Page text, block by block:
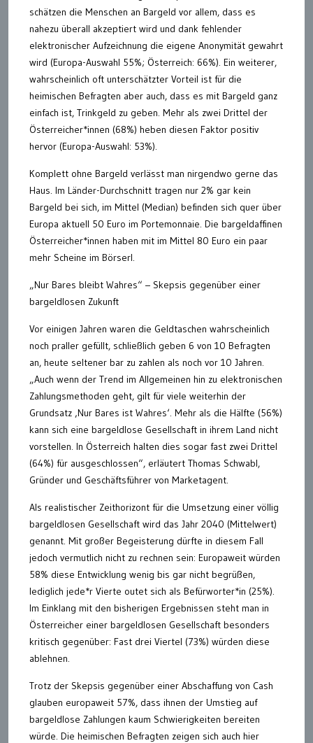
schätzen die Menschen an Bargeld vor allem, dass es
nahezu überall akzeptiert wird und dank fehlender
elektronischer Aufzeichnung die eigene Anonymität gewahrt
wird (Europa-Auswahl 55%; Österreich: 66%). Ein weiterer,
wahrscheinlich oft unterschätzter Vorteil ist für die
heimischen Befragten aber auch, dass es mit Bargeld ganz
einfach ist, Trinkgeld zu geben. Mehr als zwei Drittel der
Österreicher*innen (68%) heben diesen Faktor positiv
hervor (Europa-Auswahl: 53%).
Komplett ohne Bargeld verlässt man nirgendwo gerne das
Haus. Im Länder-Durchschnitt tragen nur 2% gar kein
Bargeld bei sich, im Mittel (Median) befinden sich quer über
Europa aktuell 50 Euro im Portemonnaie. Die bargeldaffinen
Österreicher*innen haben mit im Mittel 80 Euro ein paar
mehr Scheine im Börserl.
„Nur Bares bleibt Wahres“ – Skepsis gegenüber einer
bargeldlosen Zukunft
Vor einigen Jahren waren die Geldtaschen wahrscheinlich
noch praller gefüllt, schließlich geben 6 von 10 Befragten
an, heute seltener bar zu zahlen als noch vor 10 Jahren.
„Auch wenn der Trend im Allgemeinen hin zu elektronischen
Zahlungsmethoden geht, gilt für viele weiterhin der
Grundsatz ‚Nur Bares ist Wahres‘. Mehr als die Hälfte (56%)
kann sich eine bargeldlose Gesellschaft in ihrem Land nicht
vorstellen. In Österreich halten dies sogar fast zwei Drittel
(64%) für ausgeschlossen“, erläutert Thomas Schwabl,
Gründer und Geschäftsführer von Marketagent.
Als realistischer Zeithorizont für die Umsetzung einer völlig
bargeldlosen Gesellschaft wird das Jahr 2040 (Mittelwert)
genannt. Mit großer Begeisterung dürfte in diesem Fall
jedoch vermutlich nicht zu rechnen sein: Europaweit würden
58% diese Entwicklung wenig bis gar nicht begrüßen,
lediglich jede*r Vierte outet sich als Befürworter*in (25%).
Im Einklang mit den bisherigen Ergebnissen steht man in
Österreicher einer bargeldlosen Gesellschaft besonders
kritisch gegenüber: Fast drei Viertel (73%) würden diese
ablehnen.
Trotz der Skepsis gegenüber einer Abschaffung von Cash
glauben europaweit 57%, dass ihnen der Umstieg auf
bargeldlose Zahlungen kaum Schwierigkeiten bereiten
würde. Die heimischen Befragten zeigen sich auch hier